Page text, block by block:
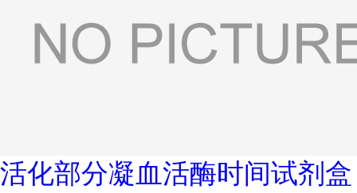
活化部分凝血活酶时间试剂盒